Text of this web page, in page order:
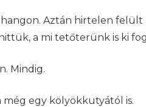
Aztán hirtelen felült
a mi tetőterünk is ki
Mindig.
még egy kölyökkutyától is.